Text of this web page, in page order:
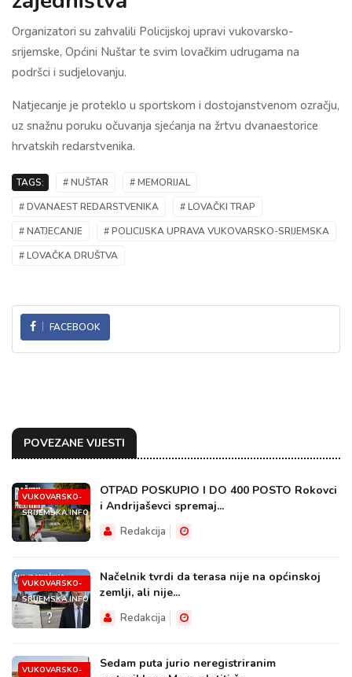
Organizatori su zahvalili Policijskoj upravi vukovarsko-
srijemske, Općini Nuštar te svim lovačkim udrugama na
podršci i sudjelovanju.
Natjecanje je proteklo u sportskom i dostojanstvenom ozračju,
uz snažnu poruku očuvanja sjećanja na žrtvu dvanaestorice
hrvatskih redarstvenika.
TAGS: # NUŠTAR
# MEMORIJAL
# DVANAEST REDARSTVENIKA
# LOVAČKI TRAP
# NATJECANJE
# POLICIJSKA UPRAVA VUKOVARSKO-SRIJEMSKA
# LOVAČKA DRUŠTVA
FACEBOOK
POVEZANE VIJESTI
VUKOVARSKO-
SRIJEMSKA.INFO
OTPAD POSKUPIO I DO 400 POSTO Rokovci
i Andrijaševci spremaj...
Redakcija
VUKOVARSKO-
SRIJEMSKA.INFO
Načelnik tvrdi da terasa nije na općinskoj
zemlji, ali nije...
Redakcija
VUKOVARSKO-
Sedam puta jurio neregistriranim